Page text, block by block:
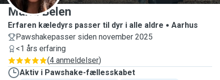
Maria Belen
Erfaren kæledyrs passer til dyr i alle aldre
Aarhus
Pawshakepasser siden november 2025
<1 års erfaring
(4 anmeldelser)
Aktiv i Pawshake-fællesskabet